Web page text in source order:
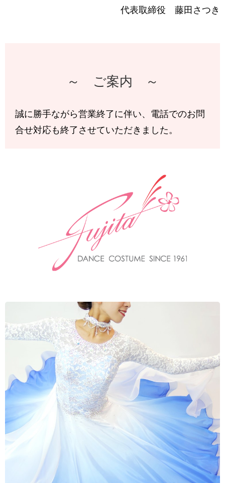
代表取締役 藤田さつき
～ ご案内 ～
誠に勝手ながら営業終了に伴い、電話でのお問
合せ対応も終了させていただきました。